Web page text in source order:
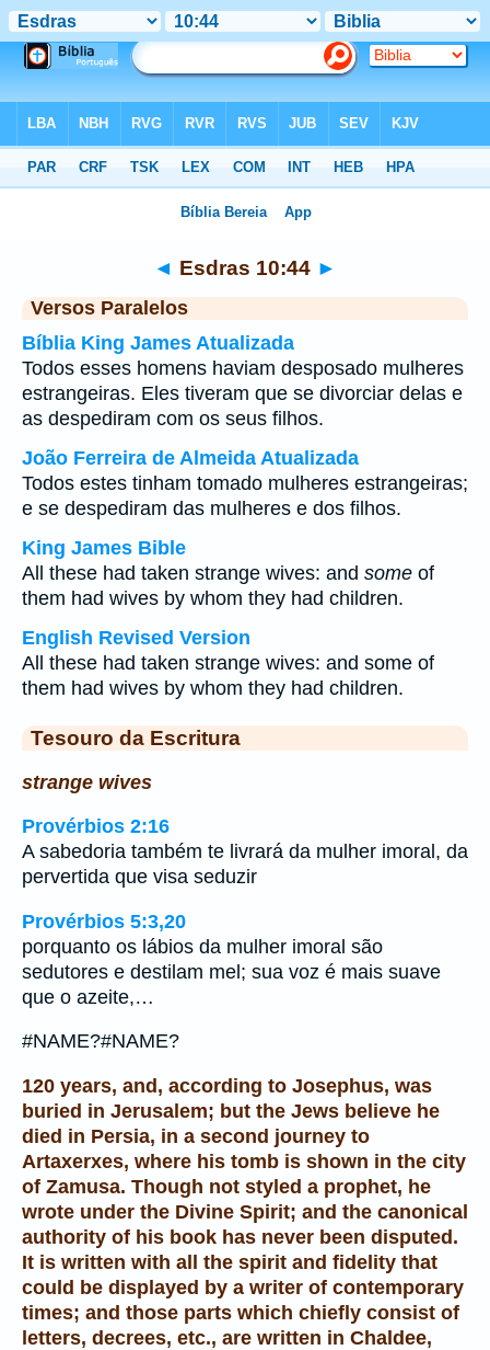
◄ Esdras 10:44 ►
Versos Paralelos
Bíblia King James Atualizada
Todos esses homens haviam desposado mulheres
estrangeiras. Eles tiveram que se divorciar delas e
as despediram com os seus filhos.
João Ferreira de Almeida Atualizada
Todos estes tinham tomado mulheres estrangeiras;
e se despediram das mulheres e dos filhos.
King James Bible
All these had taken strange wives: and some of
them had wives by whom they had children.
English Revised Version
All these had taken strange wives: and some of
them had wives by whom they had children.
Tesouro da Escritura
strange wives
Provérbios 2:16
A sabedoria também te livrará da mulher imoral, da
pervertida que visa seduzir
Provérbios 5:3,20
porquanto os lábios da mulher imoral são
sedutores e destilam mel; sua voz é mais suave
que o azeite,…
#NAME?#NAME?
120 years, and, according to Josephus, was
buried in Jerusalem; but the Jews believe he
died in Persia, in a second journey to
Artaxerxes, where his tomb is shown in the city
of Zamusa. Though not styled a prophet, he
wrote under the Divine Spirit; and the canonical
authority of his book has never been disputed.
It is written with all the spirit and fidelity that
could be displayed by a writer of contemporary
times; and those parts which chiefly consist of
letters, decrees, etc., are written in Chaldee,